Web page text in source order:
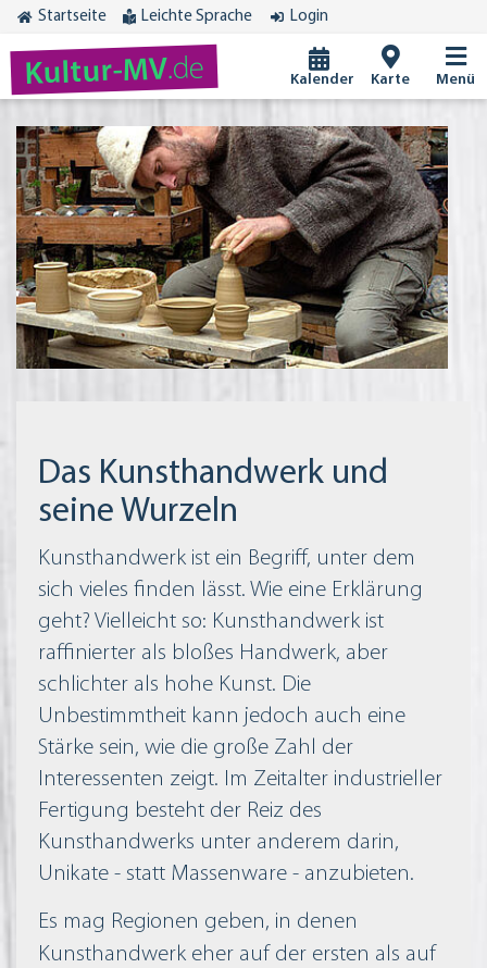
Startseite Leichte Sprache Login
Kultur-MV.de Kalender Karte Menü
Das Kunsthandwerk und
seine Wurzeln
Kunsthandwerk ist ein Begriff, unter dem
sich vieles finden lässt. Wie eine Erklärung
geht? Vielleicht so: Kunsthandwerk ist
raffinierter als bloßes Handwerk, aber
schlichter als hohe Kunst. Die
Unbestimmtheit kann jedoch auch eine
Stärke sein, wie die große Zahl der
Interessenten zeigt. Im Zeitalter industrieller
Fertigung besteht der Reiz des
Kunsthandwerks unter anderem darin,
Unikate - statt Massenware - anzubieten.
Es mag Regionen geben, in denen
Kunsthandwerk eher auf der ersten als auf